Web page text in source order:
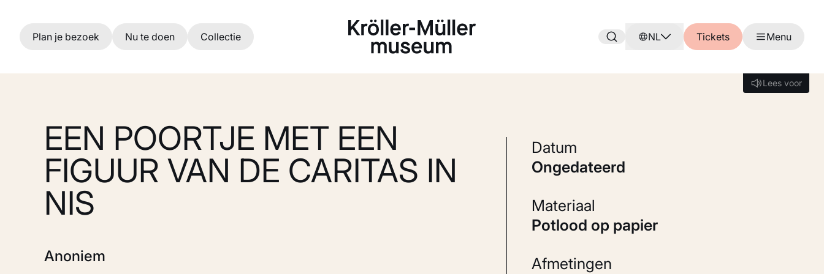
Ga naar hoofdinhoud
Plan je bezoek Nu te doen Collectie NL Tickets Menu
Lees voor
Lees voor
EEN POORTJE MET EEN
FIGUUR VAN DE CARITAS IN
NIS
Anoniem
Datum
ongedateerd
Materiaal
Potlood op papier
Afmetingen